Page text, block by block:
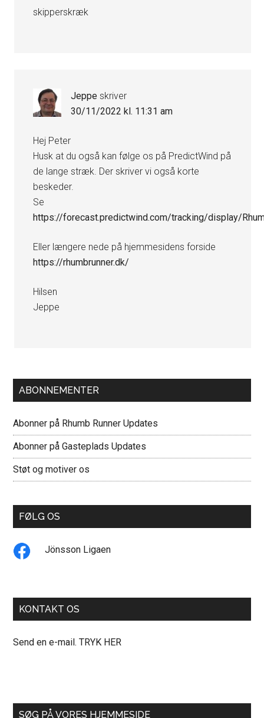
skipperskræk
Jeppe skriver
30/11/2022 kl. 11:31 am
Hej Peter
Husk at du også kan følge os på PredictWind på
de lange stræk. Der skriver vi også korte
beskeder.
Se
https://forecast.predictwind.com/tracking/display/
Eller længere nede på hjemmesidens forside
https://rhumbrunner.dk/
Hilsen
Jeppe
Primær
ABONNEMENTER
Abonner på Rhumb Runner Updates
Abonner på Gasteplads Updates
Støt og motiver os
FØLG OS
Jönsson Ligaen
KONTAKT OS
Send en e-mail. TRYK HER
SØG PÅ VORES HJEMMESIDE